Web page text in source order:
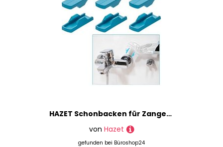
HAZET Schonbacken für Zangenschlüssel 762-026/6, 3 Paar
von Hazet
gefunden bei Büroshop24